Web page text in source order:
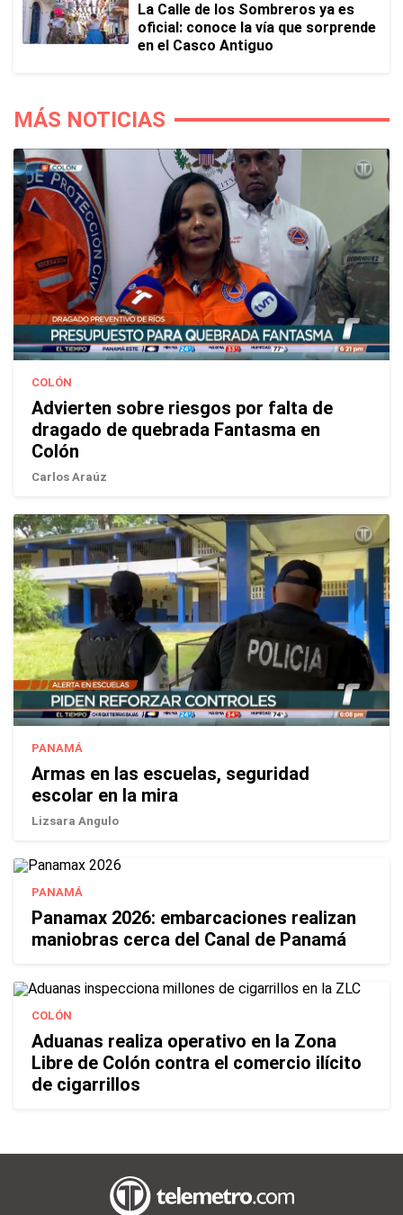
La Calle de los Sombreros ya es
oficial: conoce la vía que sorprende
en el Casco Antiguo
MÁS NOTICIAS
COLÓN
Advierten sobre riesgos por falta de
dragado de quebrada Fantasma en
Colón
Carlos Araúz
PANAMÁ
Armas en las escuelas, seguridad
escolar en la mira
Lizsara Angulo
PANAMÁ
Panamax 2026: embarcaciones realizan
maniobras cerca del Canal de Panamá
COLÓN
Aduanas realiza operativo en la Zona
Libre de Colón contra el comercio ilícito
de cigarrillos